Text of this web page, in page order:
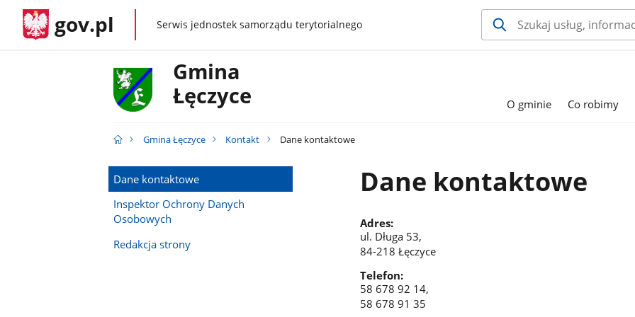
gov.pl gov.plSerwis jednostek samorządu terytorialnego
Gmina
Łęczyce
O gminie Co robimy
Gmina Łęczyce Kontakt Dane kontaktowe
Dane kontaktowe
Inspektor Ochrony Danych
Osobowych
Redakcja strony
Dane kontaktowe
Adres:
ul. Długa 53,
84-218 Łęczyce
Telefon:
58 678 92 14,
58 678 91 35